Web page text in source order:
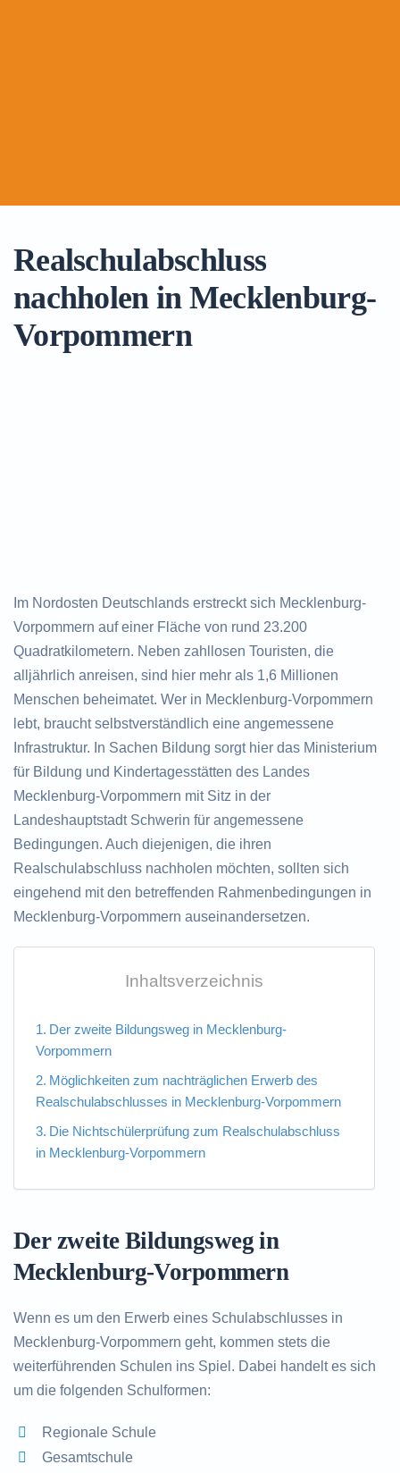
Realschulabschluss
nachholen in Mecklenburg-
Vorpommern
Im Nordosten Deutschlands erstreckt sich Mecklenburg-
Vorpommern auf einer Fläche von rund 23.200
Quadratkilometern. Neben zahllosen Touristen, die
alljährlich anreisen, sind hier mehr als 1,6 Millionen
Menschen beheimatet. Wer in Mecklenburg-Vorpommern
lebt, braucht selbstverständlich eine angemessene
Infrastruktur. In Sachen Bildung sorgt hier das Ministerium
für Bildung und Kindertagesstätten des Landes
Mecklenburg-Vorpommern mit Sitz in der
Landeshauptstadt Schwerin für angemessene
Bedingungen. Auch diejenigen, die ihren
Realschulabschluss nachholen möchten, sollten sich
eingehend mit den betreffenden Rahmenbedingungen in
Mecklenburg-Vorpommern auseinandersetzen.
Inhaltsverzeichnis
Der zweite Bildungsweg in Mecklenburg-
Vorpommern
Möglichkeiten zum nachträglichen Erwerb des
Realschulabschlusses in Mecklenburg-Vorpommern
Die Nichtschülerprüfung zum Realschulabschluss
in Mecklenburg-Vorpommern
Der zweite Bildungsweg in
Mecklenburg-Vorpommern
Wenn es um den Erwerb eines Schulabschlusses in
Mecklenburg-Vorpommern geht, kommen stets die
weiterführenden Schulen ins Spiel. Dabei handelt es sich
um die folgenden Schulformen:
Regionale Schule
Gesamtschule